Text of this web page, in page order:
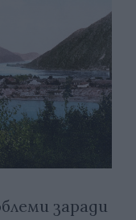
заради